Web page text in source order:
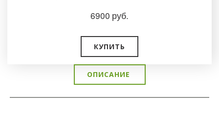
6900 руб.
КУПИТЬ
ОПИСАНИЕ